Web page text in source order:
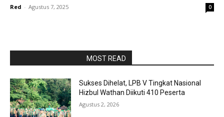
Red - Agustus 7, 2025 0
MOST READ
Sukses Dihelat, LPB V Tingkat Nasional
Hizbul Wathan Diikuti 410 Peserta
Agustus 2, 2026